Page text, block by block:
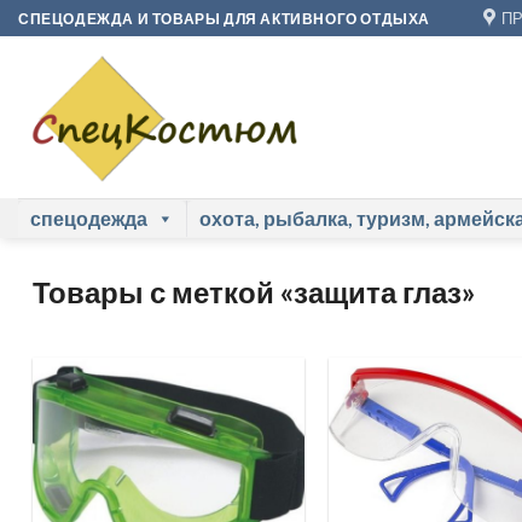
Skip
to
СПЕЦОДЕЖДА И ТОВАРЫ ДЛЯ АКТИВНОГО ОТДЫХА
спецодежда охота, рыбалка, туризм,
Товары с меткой «защита глаз»